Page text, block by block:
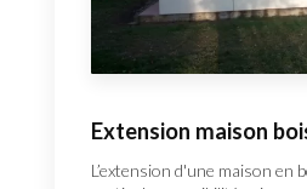
Extension maison
L’extension d'une maison en